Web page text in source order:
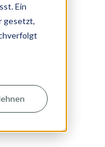
Ein
gesetzt,